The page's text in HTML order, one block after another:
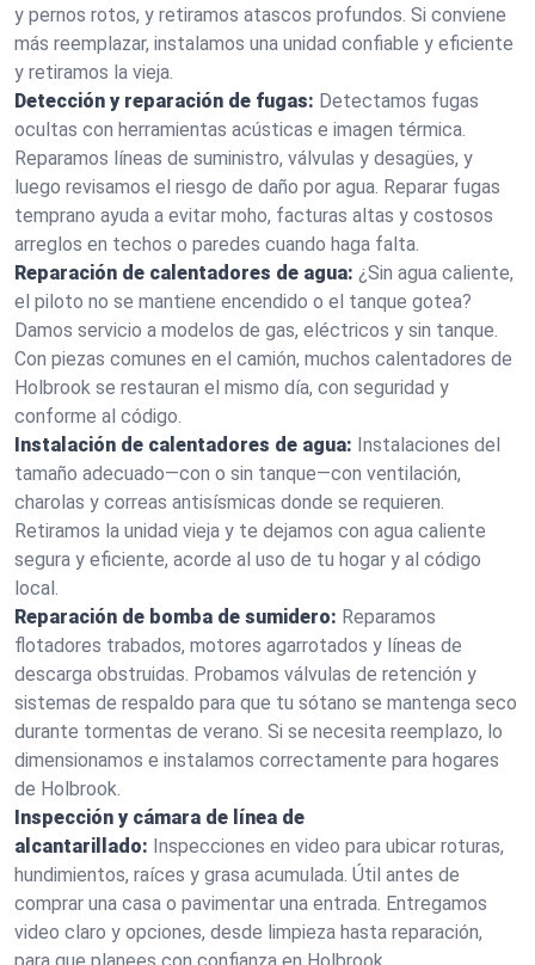
y pernos rotos, y retiramos atascos profundos. Si conviene
más reemplazar, instalamos una unidad confiable y eficiente
y retiramos la vieja.
Detección y reparación de fugas: Detectamos fugas
ocultas con herramientas acústicas e imagen térmica.
Reparamos líneas de suministro, válvulas y desagües, y
luego revisamos el riesgo de daño por agua. Reparar fugas
temprano ayuda a evitar moho, facturas altas y costosos
arreglos en techos o paredes cuando haga falta.
Reparación de calentadores de agua: ¿Sin agua caliente,
el piloto no se mantiene encendido o el tanque gotea?
Damos servicio a modelos de gas, eléctricos y sin tanque.
Con piezas comunes en el camión, muchos calentadores de
Holbrook se restauran el mismo día, con seguridad y
conforme al código.
Instalación de calentadores de agua: Instalaciones del
tamaño adecuado—con o sin tanque—con ventilación,
charolas y correas antisísmicas donde se requieren.
Retiramos la unidad vieja y te dejamos con agua caliente
segura y eficiente, acorde al uso de tu hogar y al código
local.
Reparación de bomba de sumidero: Reparamos
flotadores trabados, motores agarrotados y líneas de
descarga obstruidas. Probamos válvulas de retención y
sistemas de respaldo para que tu sótano se mantenga seco
durante tormentas de verano. Si se necesita reemplazo, lo
dimensionamos e instalamos correctamente para hogares
de Holbrook.
Inspección y cámara de línea de
alcantarillado: Inspecciones en video para ubicar roturas,
hundimientos, raíces y grasa acumulada. Útil antes de
comprar una casa o pavimentar una entrada. Entregamos
video claro y opciones, desde limpieza hasta reparación,